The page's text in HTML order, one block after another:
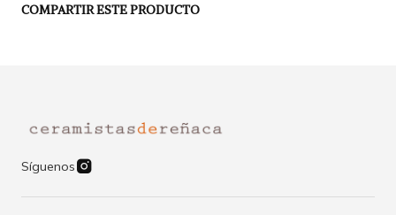
COMPARTIR ESTE PRODUCTO
Síguenos